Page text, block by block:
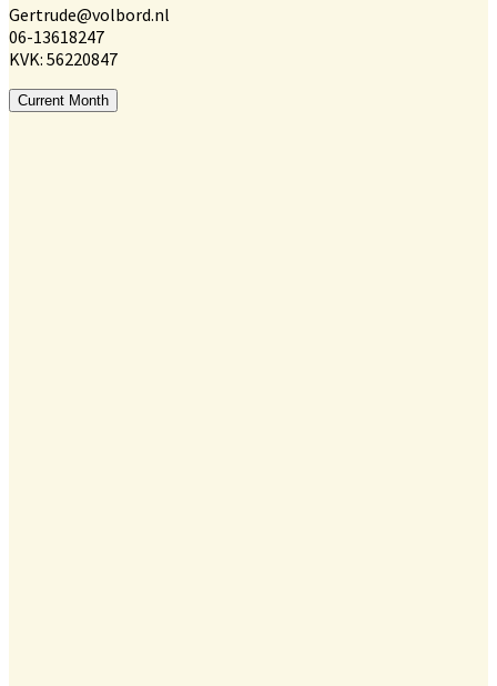
Gertrude@volbord.nl
06-13618247
KVK: 56220847
Current Month